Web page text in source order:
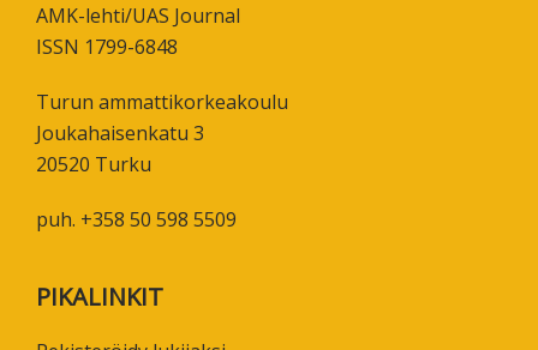
AMK-lehti/UAS Journal
ISSN 1799-6848
Turun ammattikorkeakoulu
Joukahaisenkatu 3
20520 Turku
puh. +358 50 598 5509
PIKALINKIT